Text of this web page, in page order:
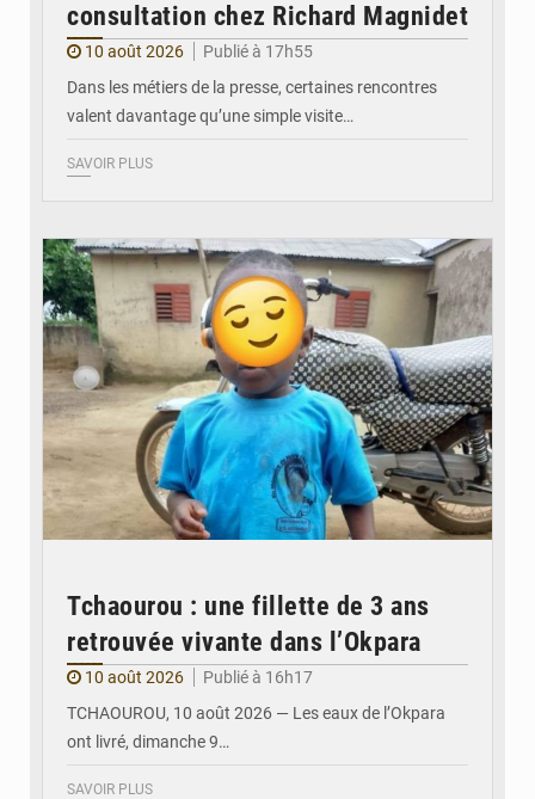
consultation chez Richard Magnidet
10 août 2026
Publié à 17h55
Dans les métiers de la presse, certaines rencontres
valent davantage qu’une simple visite…
SAVOIR PLUS
Tchaourou : une fillette de 3 ans
retrouvée vivante dans l’Okpara
10 août 2026
Publié à 16h17
TCHAOUROU, 10 août 2026 — Les eaux de l’Okpara
ont livré, dimanche 9…
SAVOIR PLUS